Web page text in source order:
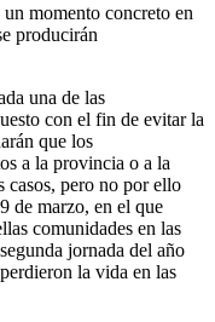
momento concreto en
producirán
una de las
con el fin de evitar la
que los
a la provincia o a la
casos, pero no por ello
de marzo, en el que
comunidades en las
jornada del año
la vida en las